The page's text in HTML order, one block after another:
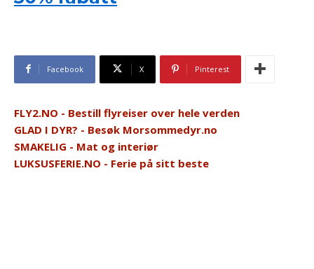
Facebook X Pinterest
FLY2.NO - Bestill flyreiser over hele verden
GLAD I DYR? - Besøk Morsommedyr.no
SMAKELIG - Mat og interiør
LUKSUSFERIE.NO - Ferie på sitt beste